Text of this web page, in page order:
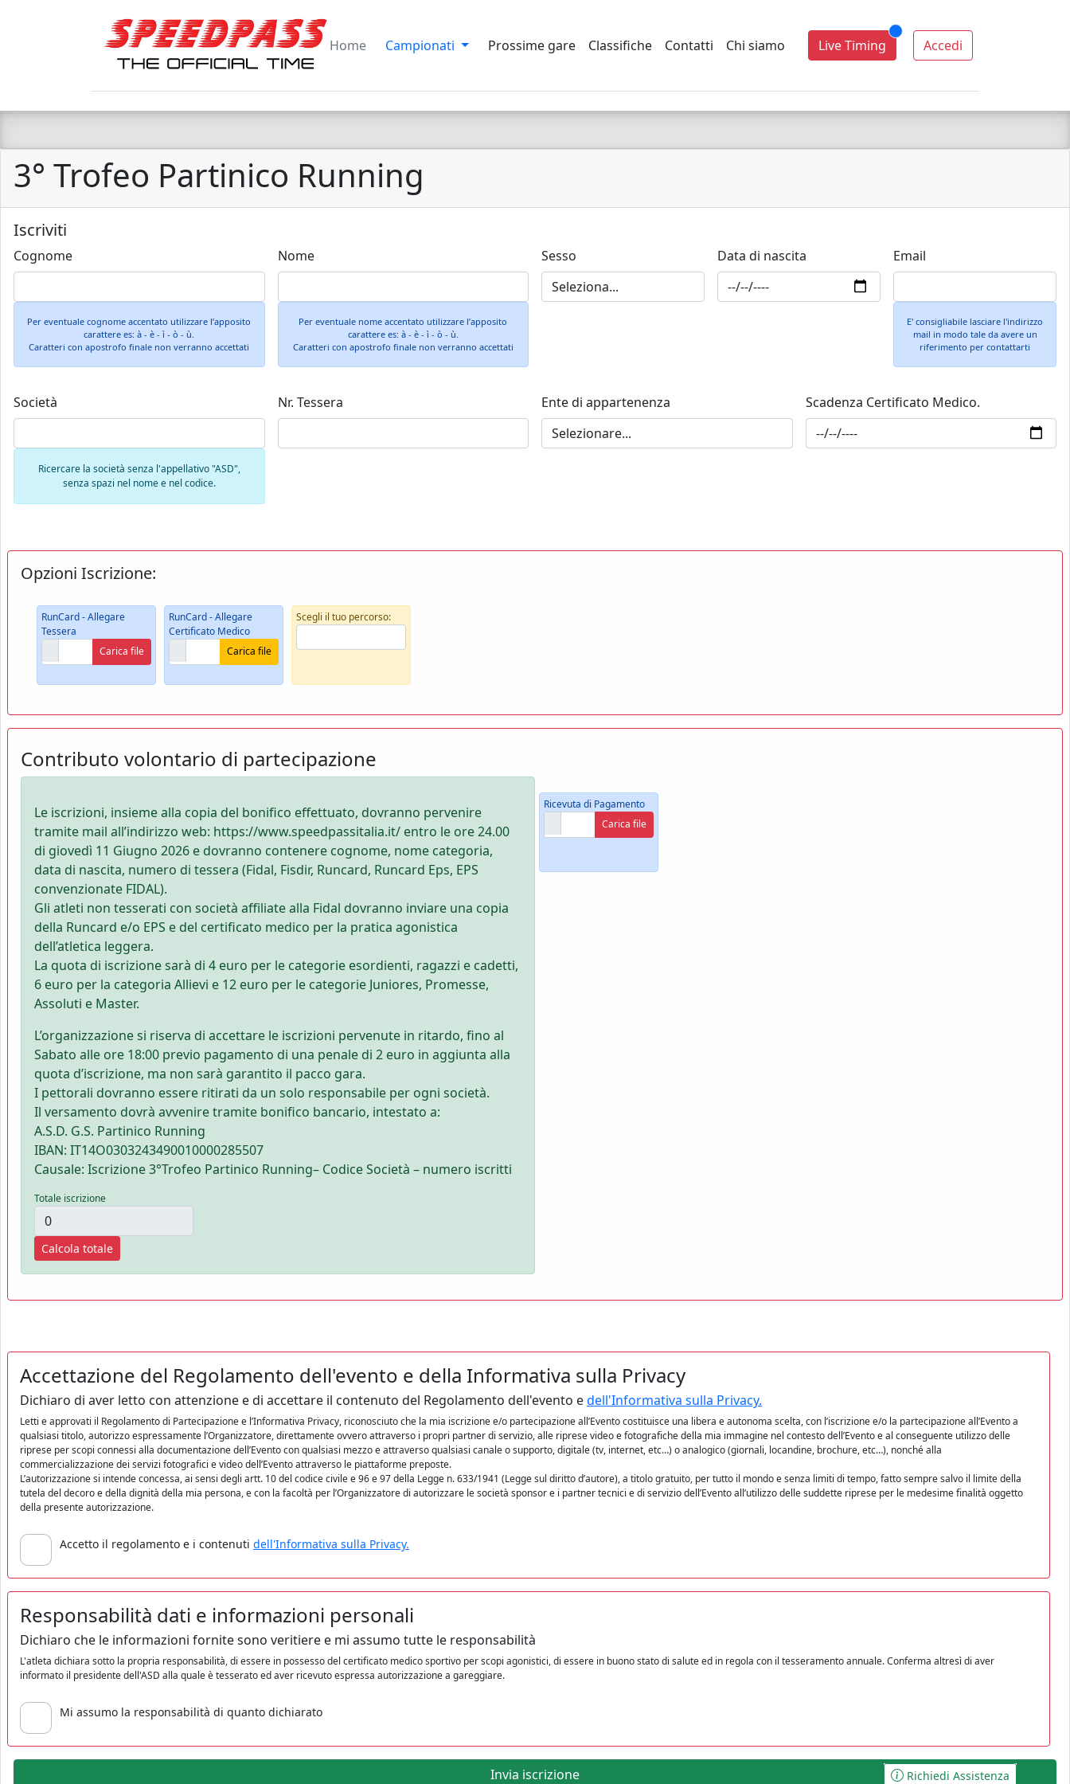
Home Campionati Prossime gare Classifiche Contatti Chi siamo Live Timing Accedi
Richiedi Assistenza
3° Trofeo Partinico Running
Iscriviti
Cognome
Per eventuale cognome accentato utilizzare l’apposito
carattere es: à - è - ì - ò - ù.
Caratteri con apostrofo finale non verranno accettati
Nome
Per eventuale nome accentato utilizzare l’apposito
carattere es: à - è - ì - ò - ù.
Caratteri con apostrofo finale non verranno accettati
Sesso Data di nascita Email
E' consigliabile lasciare l'indirizzo
mail in modo tale da avere un
riferimento per contattarti
Società
Ricercare la società senza l'appellativo "ASD",
senza spazi nel nome e nel codice.
Nr. Tessera Ente di appartenenza Scadenza Certificato Medico.
Opzioni Iscrizione:
RunCard - Allegare
Tessera
RunCard - Allegare
Certificato Medico
Scegli il tuo percorso:
Contributo volontario di partecipazione
Le iscrizioni, insieme alla copia del bonifico effettuato, dovranno pervenire
tramite mail all’indirizzo web: https://www.speedpassitalia.it/ entro le ore 24.00
di giovedì 11 Giugno 2026 e dovranno contenere cognome, nome categoria,
data di nascita, numero di tessera (Fidal, Fisdir, Runcard, Runcard Eps, EPS
convenzionate FIDAL).
Gli atleti non tesserati con società affiliate alla Fidal dovranno inviare una copia
della Runcard e/o EPS e del certificato medico per la pratica agonistica
dell’atletica leggera.
La quota di iscrizione sarà di 4 euro per le categorie esordienti, ragazzi e cadetti,
6 euro per la categoria Allievi e 12 euro per le categorie Juniores, Promesse,
Assoluti e Master.
L’organizzazione si riserva di accettare le iscrizioni pervenute in ritardo, fino al
Sabato alle ore 18:00 previo pagamento di una penale di 2 euro in aggiunta alla
quota d’iscrizione, ma non sarà garantito il pacco gara.
I pettorali dovranno essere ritirati da un solo responsabile per ogni società.
Il versamento dovrà avvenire tramite bonifico bancario, intestato a:
A.S.D. G.S. Partinico Running
IBAN: IT14O0303243490010000285507
Causale: Iscrizione 3°Trofeo Partinico Running– Codice Società – numero iscritti
Totale iscrizione
Calcola totale
Ricevuta di Pagamento
Accettazione del Regolamento dell'evento e della Informativa sulla Privacy
Dichiaro di aver letto con attenzione e di accettare il contenuto del Regolamento dell'evento edell'Informativa sulla Privacy.
Letti e approvati il Regolamento di Partecipazione e l’Informativa Privacy, riconosciuto che la mia iscrizione e/o partecipazione all’Evento costituisce una libera e autonoma scelta, con l’iscrizione e/o la partecipazione all’Evento a
qualsiasi titolo, autorizzo espressamente l’Organizzatore, direttamente ovvero attraverso i propri partner di servizio, alle riprese video e fotografiche della mia immagine nel contesto dell’Evento e al conseguente utilizzo delle
riprese per scopi connessi alla documentazione dell’Evento con qualsiasi mezzo e attraverso qualsiasi canale o supporto, digitale (tv, internet, etc…) o analogico (giornali, locandine, brochure, etc…), nonché alla
commercializzazione dei servizi fotografici e video dell’Evento attraverso le piattaforme preposte.
L’autorizzazione si intende concessa, ai sensi degli artt. 10 del codice civile e 96 e 97 della Legge n. 633/1941 (Legge sul diritto d’autore), a titolo gratuito, per tutto il mondo e senza limiti di tempo, fatto sempre salvo il limite della
tutela del decoro e della dignità della mia persona, e con la facoltà per l’Organizzatore di autorizzare le società sponsor e i partner tecnici e di servizio dell’Evento all’utilizzo delle suddette riprese per le medesime finalità oggetto
della presente autorizzazione.
Accetto il regolamento e i contenuti dell'Informativa sulla Privacy.
Responsabilità dati e informazioni personali
Dichiaro che le informazioni fornite sono veritiere e mi assumo tutte le responsabilità
L'atleta dichiara sotto la propria responsabilità, di essere in possesso del certificato medico sportivo per scopi agonistici, di essere in buono stato di salute ed in regola con il tesseramento annuale. Conferma altresì di aver
informato il presidente dell'ASD alla quale è tesserato ed aver ricevuto espressa autorizzazione a gareggiare.
Mi assumo la responsabilità di quanto dichiarato
Invia iscrizione